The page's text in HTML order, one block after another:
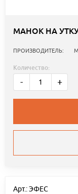
МАНОК НА УТКУ
ПРОИЗВОДИТЕЛЬ:
Количество:
- +
Арт.: ЭФЕС